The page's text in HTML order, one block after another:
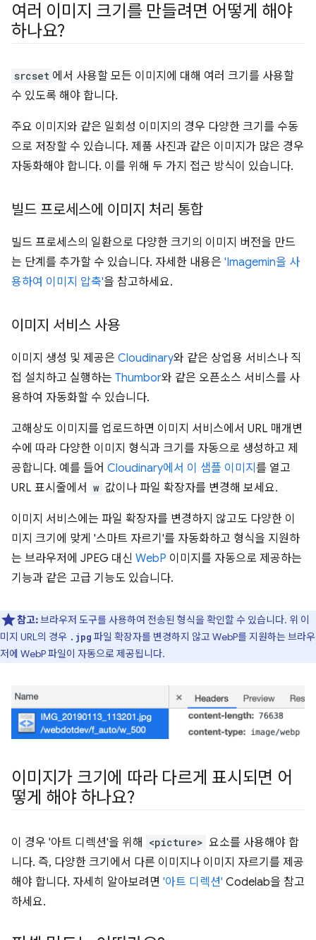
여러 이미지 크기를 만들려면 어떻게 해야
하나요?
srcset 에서 사용할 모든 이미지에 대해 여러 크기를 사용할
수 있도록 해야 합니다.
주요 이미지와 같은 일회성 이미지의 경우 다양한 크기를 수동
으로 저장할 수 있습니다. 제품 사진과 같은 이미지가 많은 경우
자동화해야 합니다. 이를 위해 두 가지 접근 방식이 있습니다.
빌드 프로세스에 이미지 처리 통합
빌드 프로세스의 일환으로 다양한 크기의 이미지 버전을 만드
는 단계를 추가할 수 있습니다. 자세한 내용은 'Imagemin을 사
용하여 이미지 압축'을 참고하세요.
이미지 서비스 사용
이미지 생성 및 제공은 Cloudinary와 같은 상업용 서비스나 직
접 설치하고 실행하는 Thumbor와 같은 오픈소스 서비스를 사
용하여 자동화할 수 있습니다.
고해상도 이미지를 업로드하면 이미지 서비스에서 URL 매개변
수에 따라 다양한 이미지 형식과 크기를 자동으로 생성하고 제
공합니다. 예를 들어 Cloudinary에서 이 샘플 이미지 를 열고
URL 표시줄에서 w 값이나 파일 확장자를 변경해 보세요.
이미지 서비스에는 파일 확장자를 변경하지 않고도 다양한 이
미지 크기에 맞게 '스마트 자르기'를 자동화하고 형식을 지원하
는 브라우저에 JPEG 대신 WebP 이미지를 자동으로 제공하는
기능과 같은 고급 기능도 있습니다.
참고:브라우저 도구를 사용하여 전송된 형식을 확인할 수 있습니다. 위 이
미지 URL의 경우 .jpg 파일 확장자를 변경하지 않고 WebP를 지원하는 브라우
저에 WebP 파일이 자동으로 제공됩니다.
이미지가 크기에 따라 다르게 표시되면 어
떻게 해야 하나요?
이 경우 '아트 디렉션'을 위해 <picture> 요소를 사용해야 합
니다. 즉, 다양한 크기에서 다른 이미지나 이미지 자르기를 제공
해야 합니다. 자세히 알아보려면 '아트 디렉션' Codelab을 참고
하세요.